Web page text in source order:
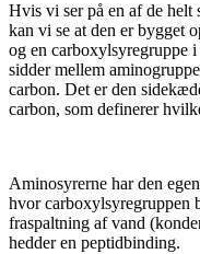
Hvis vi ser på en af de helt
kan vi se at den er bygget
og en carboxylsyregruppe
sidder mellem
carbon. Det er den
carbon, som definerer
Aminosyrerne har den
hvor carboxylsyregruppen
fraspaltning af vand
hedder en peptidbinding.